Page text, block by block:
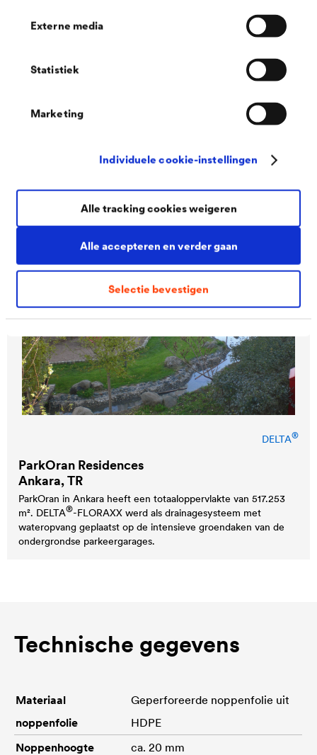
Externe media
Statistiek
Marketing
Individuele cookie-instellingen
Alle accepteren en verder gaan
Selectie bevestigen
Alle tracking cookies weigeren
Bilgili Holding's BodrumBodrum
Egeïsche Zee met een authentieke architectuur die de
intensieve groendaken van de villa’s werdDELTA -FLORAXX
DELTA®
ParkOran Residences
Ankara, TR
ParkOran in Ankara heeft een totaaloppervlakte van 517.253
m². DELTA®-FLORAXX werd als drainagesysteem met
wateropvang geplaatst op de intensieve groendaken van de
ondergrondse parkeergarages.
Technische gegevens
Materiaal
noppenfolie
Geperforeerde noppenfolie uit
HDPE
Noppenhoogte
ca. 20 mm